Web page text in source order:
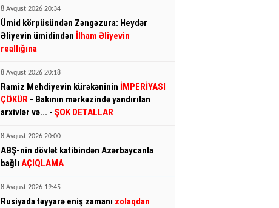
8 Avqust 2026 20:34
Ümid körpüsündən Zəngəzura: Heydər
Əliyevin ümidindən İlham Əliyevin
reallığına
8 Avqust 2026 20:18
Ramiz Mehdiyevin kürəkəninin İMPERİYASI
ÇÖKÜR - Bakının mərkəzində yandırılan
arxivlər və... - ŞOK DETALLAR
8 Avqust 2026 20:00
ABŞ-nin dövlət katibindən Azərbaycanla
bağlı AÇIQLAMA
8 Avqust 2026 19:45
Rusiyada təyyarə eniş zamanı zolaqdan